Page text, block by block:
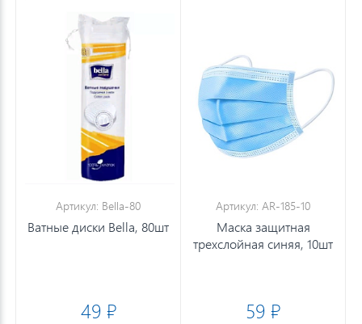
Артикул: Bella-80
Ватные диски Bella, 80шт
49 ₽
Артикул: AR-185-10
Маска защитная
трехслойная синяя, 10шт
59 ₽